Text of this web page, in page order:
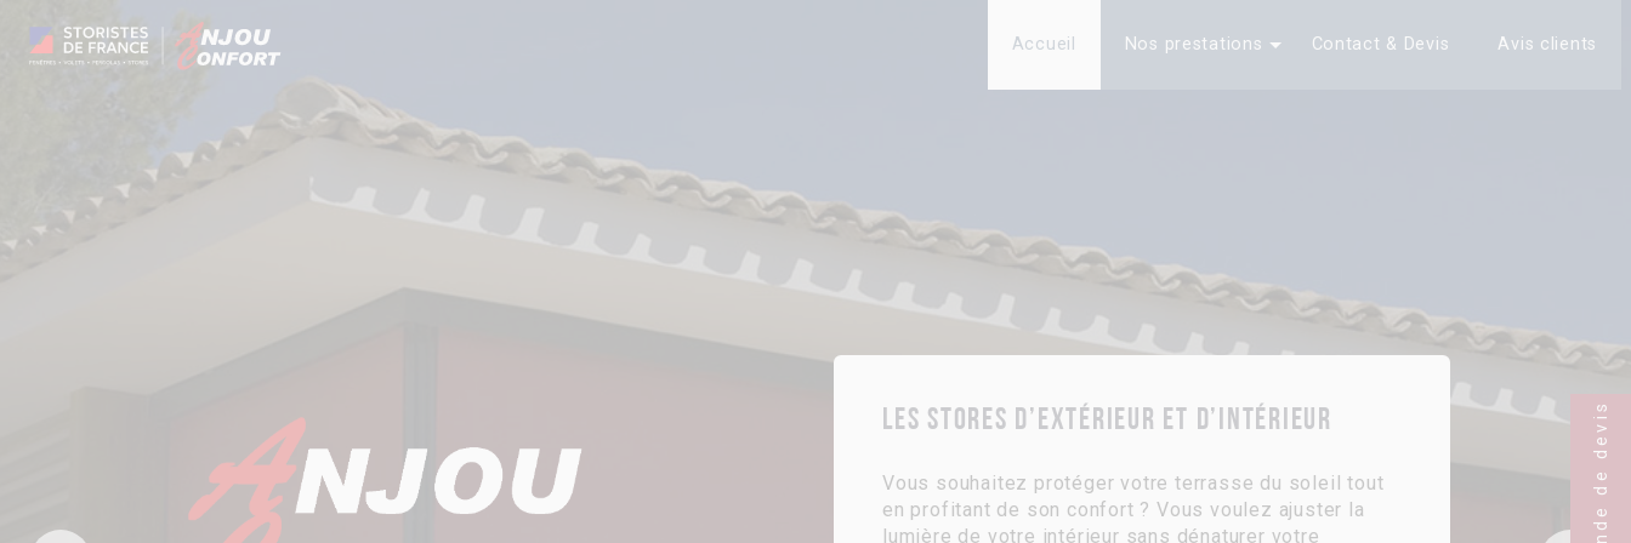
Accueil Nos prestations Contact & Devis Avis clients
Les stores d’extérieur et d’intérieur
Vous souhaitez protéger votre terrasse du soleil tout
en profitant de son confort ? Vous voulez ajuster la
lumière de votre intérieur sans dénaturer votre